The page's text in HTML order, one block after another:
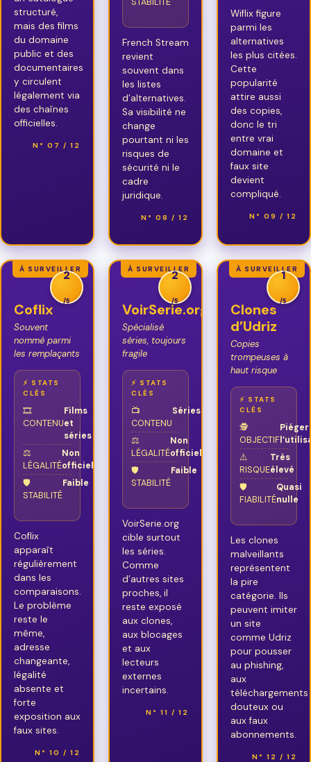
structuré,
mais des films
du domaine
public et des
documentaires
y circulent
légalement via
des chaînes
officielles.
N° 07 / 12
French Stream
revient
souvent dans
les listes
d’alternatives.
Sa visibilité ne
change
pourtant ni les
risques de
sécurité ni le
cadre
juridique.
N° 08 / 12
Wiflix figure
parmi les
alternatives
les plus citées.
Cette
popularité
attire aussi
des copies,
donc le tri
entre vrai
domaine et
faux site
devient
compliqué.
N° 09 / 12
À SURVEILLER
2
/5
Coflix
Souvent
nommé parmi
les remplaçants
⚡ STATS
CLÉS
🎞️
CONTENU
Films
et
séries
⚖️
LÉGALITÉ
Non
officielle
🛡️
STABILITÉ
Faible
Coflix
apparaît
régulièrement
dans les
comparaisons.
Le problème
reste le
même,
adresse
changeante,
légalité
absente et
forte
exposition aux
faux sites.
N° 10 / 12
À SURVEILLER
2
/5
VoirSerie.org
Spécialisé
séries, toujours
fragile
⚡ STATS
CLÉS
📺
CONTENU
Séries
⚖️
LÉGALITÉ
Non
officielle
🛡️
STABILITÉ
Faible
VoirSerie.org
cible surtout
les séries.
Comme
d’autres sites
proches, il
reste exposé
aux clones,
aux blocages
et aux
lecteurs
externes
incertains.
N° 11 / 12
À SURVEILLER
1
/5
Clones
d’Udriz
Copies
trompeuses à
haut risque
⚡ STATS
CLÉS
🕵️
OBJECTIF
Piéger
⚠️
RISQUE
Très
élevé
🛡️
FIABILITÉ
Quasi
nulle
Les clones
malveillants
représentent
la pire
catégorie. Ils
peuvent imiter
un site
comme Udriz
pour pousser
au phishing,
aux
téléchargements
douteux ou
aux faux
abonnements.
N° 12 / 12